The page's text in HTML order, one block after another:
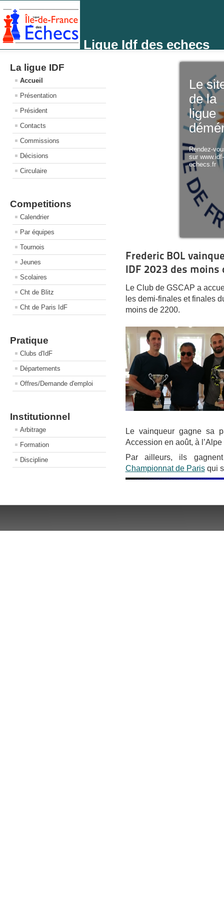
Ligue Idf des echecs
La ligue IDF
Accueil
Présentation
Président
Contacts
Commissions
Décisions
Circulaire
Competitions
Calendrier
Par équipes
Tournois
Jeunes
Scolaires
Cht de Blitz
Cht de Paris IdF
Pratique
Clubs d'IdF
Départements
Offres/Demande d'emploi
Institutionnel
Arbitrage
Formation
Discipline
Le
de la
ligue
Rendez-
sur
echecs.fr
Frederic BOL
IDF 2023 des moins
Le Club de GSCAP a
les demi-finales et finales
moins de 2200.
Le vainqueur gagne sa
Accession en août, à l’Alpe
Par ailleurs, ils
Championnat de Parisqui